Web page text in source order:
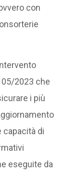
con
2023 che
i più
capacità di
eseguite da